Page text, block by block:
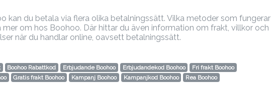
kan du betala via flera olika betalningssätt. Vilka metoder som fungerar
mer om hos Boohoo. Där hittar du även information om frakt, villkor och
när du handlar online, oavsett betalningssätt.
Boohoo Rabattkod Erbjudande Boohoo Erbjudandekod Boohoo
Fri frakt Boohoo
Gratis frakt Boohoo Kampanj Boohoo Kampanjkod Boohoo Rea Boohoo